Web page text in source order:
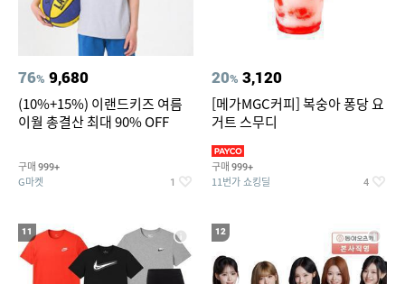
76% 9,680
(10%+15%) 이랜드키즈 여름
이월 총결산 최대 90% OFF
구매 999+
G마켓 1
20% 3,120
[메가MGC커피] 복숭아 퐁당 요
거트 스무디
구매 999+
11번가 쇼킹딜 4
11 12